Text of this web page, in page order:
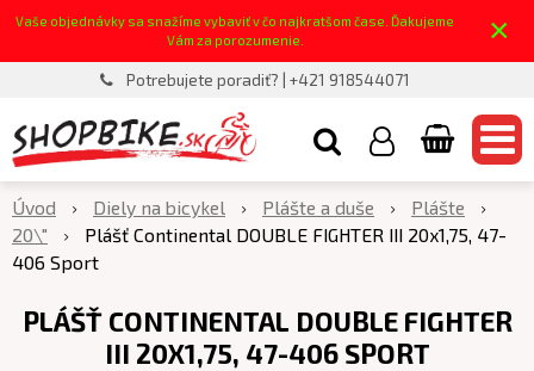
Vaše objednávky sa snažíme vybaviť v čo najkratšom čase. Ďakujeme
Vám za porozumenie.
×
Potrebujete poradiť? | +421 918544071
Úvod Diely na bicykel Plášte a duše
Plášte
20\"
Plášť Continental DOUBLE FIGHTER III 20x1,75, 47-
406 Sport
PLÁŠŤ CONTINENTAL DOUBLE FIGHTER
III 20X1,75, 47-406 SPORT